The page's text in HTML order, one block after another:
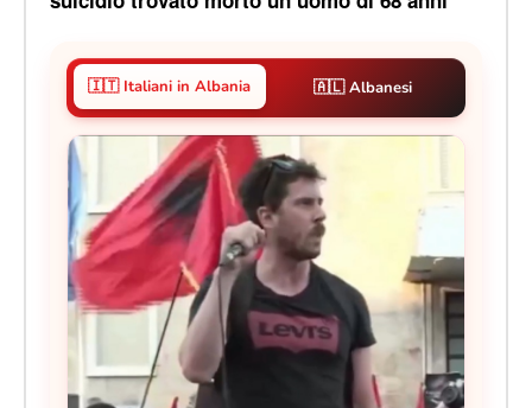
🇮🇹 Italiani in Albania 🇦🇱 Albanesi